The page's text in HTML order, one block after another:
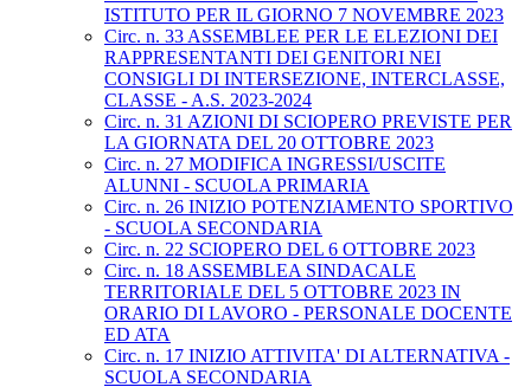
ISTITUTO PER IL GIORNO 7 NOVEMBRE 2023
Circ. n. 33 ASSEMBLEE PER LE ELEZIONI DEI
RAPPRESENTANTI DEI GENITORI NEI
CONSIGLI DI INTERSEZIONE, INTERCLASSE,
CLASSE - A.S. 2023-2024
Circ. n. 31 AZIONI DI SCIOPERO PREVISTE PER
LA GIORNATA DEL 20 OTTOBRE 2023
Circ. n. 27 MODIFICA INGRESSI/USCITE
ALUNNI - SCUOLA PRIMARIA
Circ. n. 26 INIZIO POTENZIAMENTO SPORTIVO
- SCUOLA SECONDARIA
Circ. n. 22 SCIOPERO DEL 6 OTTOBRE 2023
Circ. n. 18 ASSEMBLEA SINDACALE
TERRITORIALE DEL 5 OTTOBRE 2023 IN
ORARIO DI LAVORO - PERSONALE DOCENTE
ED ATA
Circ. n. 17 INIZIO ATTIVITA' DI ALTERNATIVA -
SCUOLA SECONDARIA